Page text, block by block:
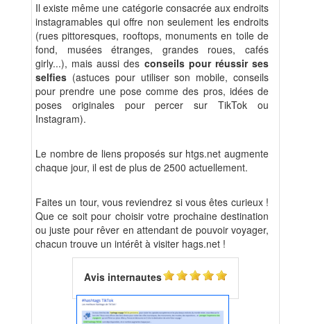
Il existe même une catégorie consacrée aux endroits
instagramables qui offre non seulement les endroits
(rues pittoresques, rooftops, monuments en toile de
fond, musées étranges, grandes roues, cafés
girly...), mais aussi des conseils pour réussir ses
selfies (astuces pour utiliser son mobile, conseils
pour prendre une pose comme des pros, idées de
poses originales pour percer sur TikTok ou
Instagram).
Le nombre de liens proposés sur htgs.net augmente
chaque jour, il est de plus de 2500 actuellement.
Faites un tour, vous reviendrez si vous êtes curieux !
Que ce soit pour choisir votre prochaine destination
ou juste pour rêver en attendant de pouvoir voyager,
chacun trouve un intérêt à visiter hags.net !
Avis internautes